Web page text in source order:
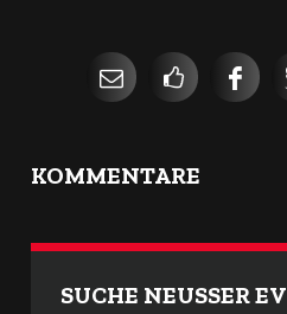
KOMMENTARE
SUCHE NEUSSER EV